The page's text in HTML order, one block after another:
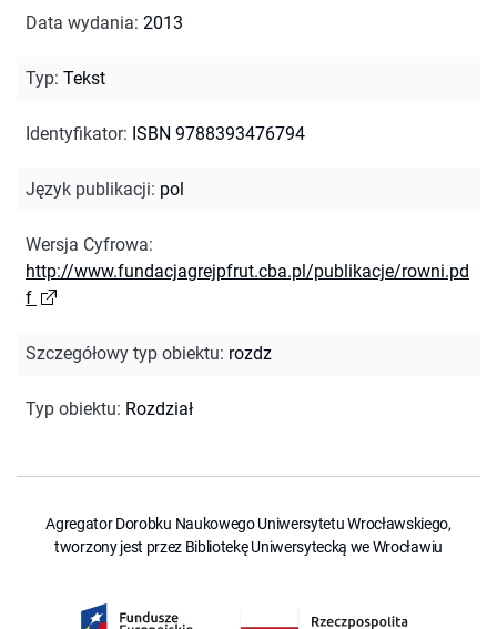
Data wydania: 2013
Typ: Tekst
Identyfikator: ISBN 9788393476794
Język publikacji: pol
Wersja Cyfrowa:
http://www.fundacjagrejpfrut.cba.pl/publikacje/rowni.pd
f
Szczegółowy typ obiektu: rozdz
Typ obiektu: Rozdział
Agregator Dorobku Naukowego Uniwersytetu Wrocławskiego,
tworzony jest przez Bibliotekę Uniwersytecką we Wrocławiu